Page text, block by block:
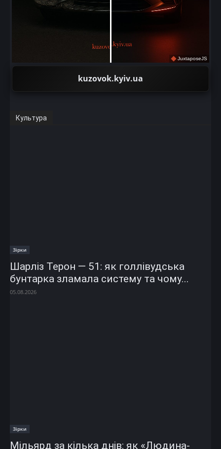
JuxtaposeJS
kuzovok.kyiv.ua
Культура
Зірки
Шарліз Терон — 51: як голлівудська
бунтарка зламала систему та чому...
05.08.2026
Зірки
Мільярд за кілька днів: як «Людина-